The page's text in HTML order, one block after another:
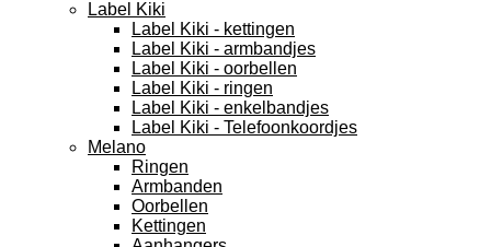
Label Kiki
Label Kiki - kettingen
Label Kiki - armbandjes
Label Kiki - oorbellen
Label Kiki - ringen
Label Kiki - enkelbandjes
Label Kiki - Telefoonkoordjes
Melano
Ringen
Armbanden
Oorbellen
Kettingen